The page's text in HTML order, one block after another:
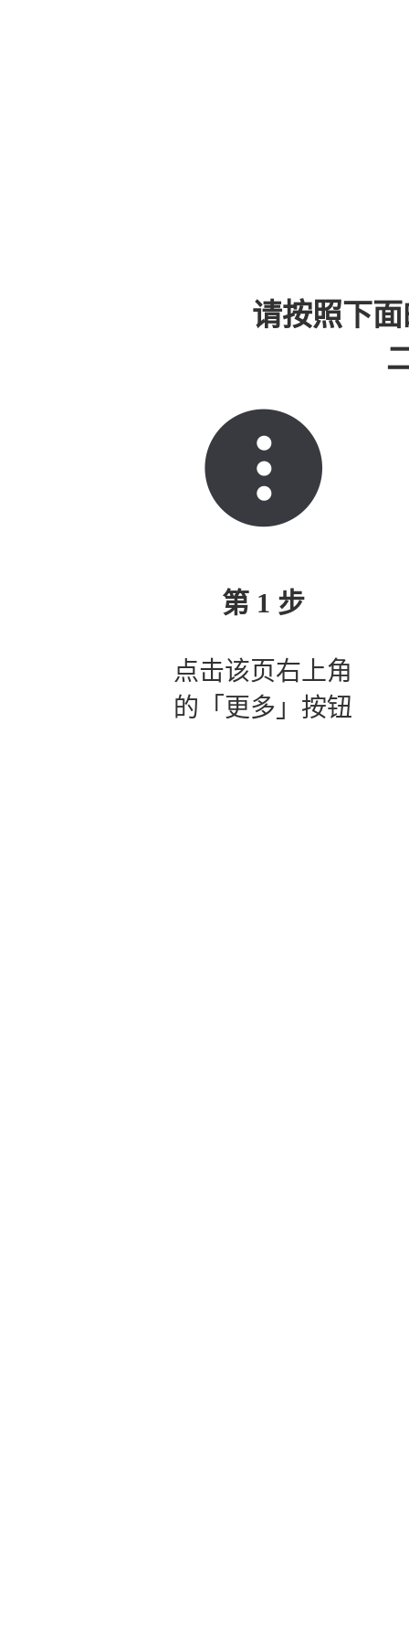
请按照下
第 1 步
点击该页右上角
的「更多」按钮